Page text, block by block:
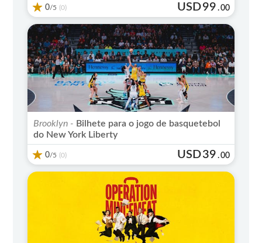
0/5 (0) USD99 .00
Brooklyn - Bilhete para o jogo de basquetebol
do New York Liberty
0/5 (0) USD39 .00